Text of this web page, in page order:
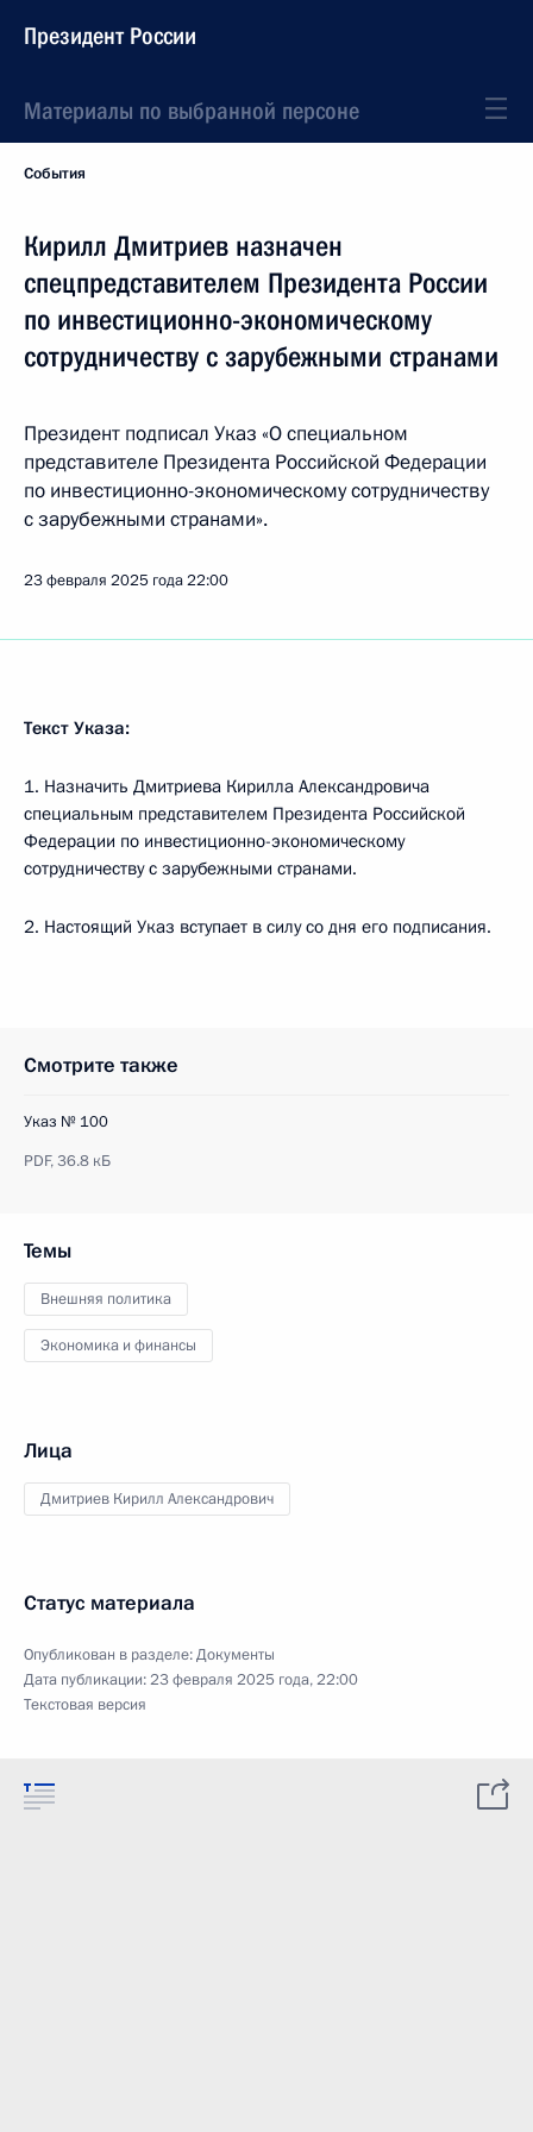
Президент России
Материалы по выбранной персоне
События
Кирилл Дмитриев назначен
спецпредставителем Президента России
по инвестиционно-экономическому
сотрудничеству с зарубежными странами
Президент подписал Указ «О специальном
представителе Президента Российской Федерации
по инвестиционно-экономическому сотрудничеству
с зарубежными странами».
23 февраля 2025 года22:00
Текст Указа:
1. Назначить Дмитриева Кирилла Александровича
специальным представителем Президента Российской
Федерации по инвестиционно-экономическому
сотрудничеству с зарубежными странами.
2. Настоящий Указ вступает в силу со дня его подписания.
Смотрите также
Указ № 100
PDF,36.8 кБ
Темы
Внешняя политика
Экономика и финансы
Лица
Дмитриев Кирилл Александрович
Статус материала
Опубликован в разделе:Документы
Дата публикации:23 февраля 2025 года, 22:00
Текстовая версия